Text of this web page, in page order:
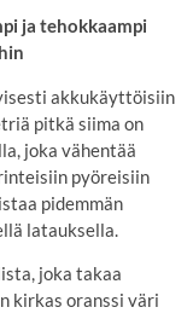
ja tehokkaampi
akkukäyttöisiin
pitkä siima on
joka vähentää
pyöreisiin
pidemmän
latauksella.
joka takaa
kirkas oranssi väri